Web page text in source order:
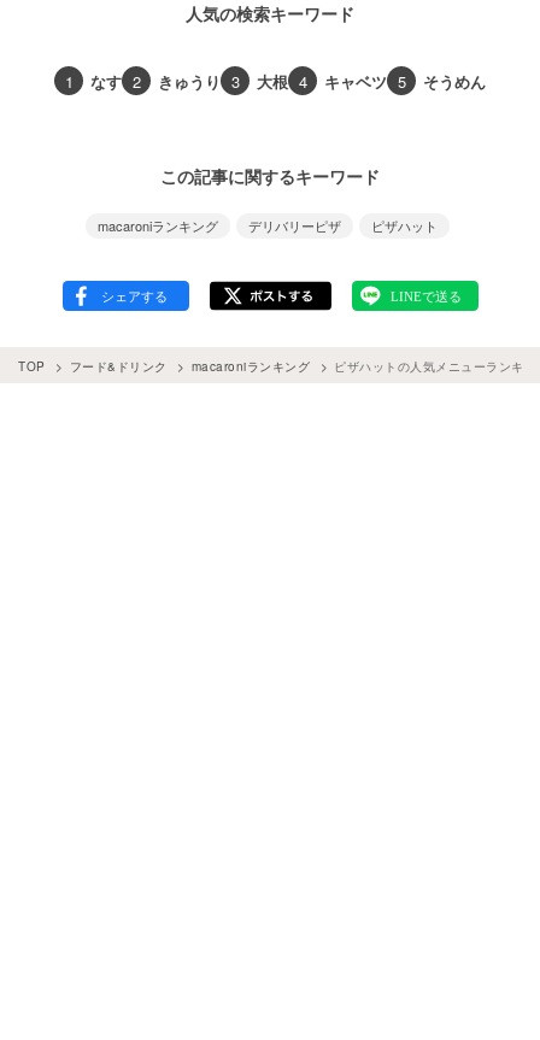
人気の検索キーワード
1 なす 2 きゅうり 3 大根 4 キャベツ 5 そうめん
この記事に関するキーワード
macaroniランキング デリバリーピザ ピザハット
TOP フード&ドリンク macaroniランキング ピザハットの人気メニューランキ